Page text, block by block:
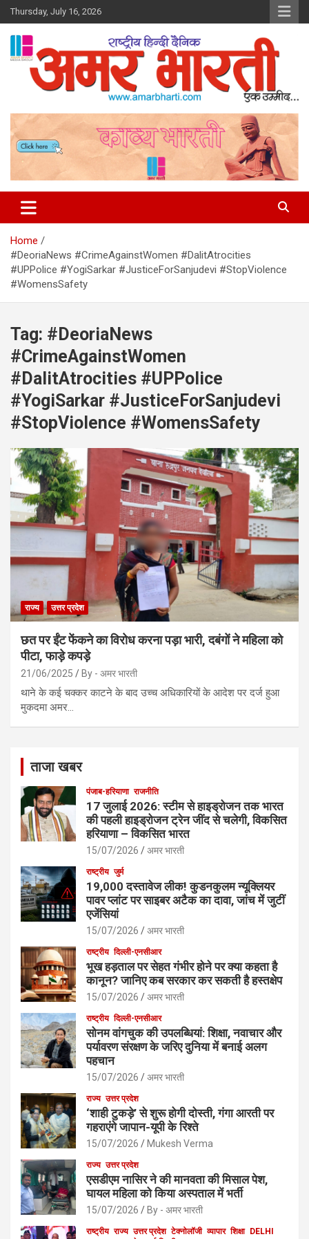
Skip
to
content
Thursday, July 16, 2026
Amar Bharti Media Group
Home
#DeoriaNews #CrimeAgainstWomen #DalitAtrocities
#UPPolice #YogiSarkar #JusticeForSanjudevi #StopViolence
#WomensSafety
Tag: #DeoriaNews
#CrimeAgainstWomen
#DalitAtrocities #UPPolice
#YogiSarkar #JusticeForSanjudevi
#StopViolence #WomensSafety
राज्य उत्तर प्रदेश
छत पर ईंट फेंकने का विरोध करना पड़ा भारी, दबंगों ने महिला को
पीटा, फाड़े कपड़े
21/06/2025 By - अमर भारती
थाने के कई चक्कर काटने के बाद उच्च अधिकारियों के आदेश पर दर्ज हुआ
मुकदमा अमर…
ताजा खबर
पंजाब-हरियाणा राजनीति
17 जुलाई 2026: स्टीम से हाइड्रोजन तक भारत
की पहली हाइड्रोजन ट्रेन जींद से चलेगी, विकसित
हरियाणा – विकसित भारत
15/07/2026 अमर भारती
राष्ट्रीय जुर्म
19,000 दस्तावेज लीक! कुडनकुलम न्यूक्लियर
पावर प्लांट पर साइबर अटैक का दावा, जांच में जुटीं
एजेंसियां
15/07/2026 अमर भारती
राष्ट्रीय दिल्ली-एनसीआर
भूख हड़ताल पर सेहत गंभीर होने पर क्या कहता है
कानून? जानिए कब सरकार कर सकती है हस्तक्षेप
15/07/2026 अमर भारती
राष्ट्रीय दिल्ली-एनसीआर
सोनम वांगचुक की उपलब्धियां: शिक्षा, नवाचार और
पर्यावरण संरक्षण के जरिए दुनिया में बनाई अलग
पहचान
15/07/2026 अमर भारती
राज्य उत्तर प्रदेश
‘शाही टुकड़े’ से शुरू होगी दोस्ती, गंगा आरती पर
गहराएंगे जापान-यूपी के रिश्ते
15/07/2026 Mukesh Verma
राज्य उत्तर प्रदेश
एसडीएम नासिर ने की मानवता की मिसाल पेश,
घायल महिला को किया अस्पताल में भर्ती
15/07/2026 By - अमर भारती
राष्ट्रीय राज्य उत्तर प्रदेश टेक्नोलॉजी व्यापार शिक्षा DELHI